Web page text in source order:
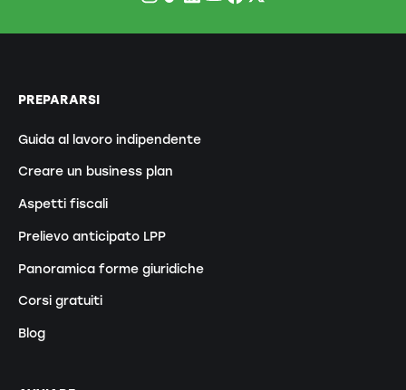
PREPARARSI
Guida al lavoro indipendente
Creare un business plan
Aspetti fiscali
Prelievo anticipato LPP
Panoramica forme giuridiche
Corsi gratuiti
Blog